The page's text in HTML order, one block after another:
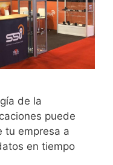
de la
puede
tu empresa a
en tiempo